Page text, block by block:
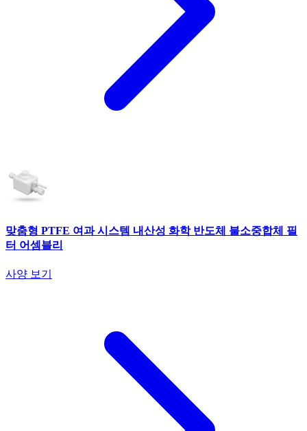
맞춤형 PTFE 여과 시스템 내산성 화학 반도체 불소중합체 필
터 어셈블리
사양 보기